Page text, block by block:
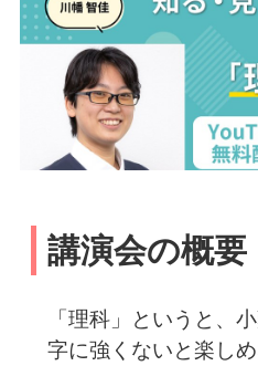
講演会の概要
「理科」というと、
字に強くないと楽し